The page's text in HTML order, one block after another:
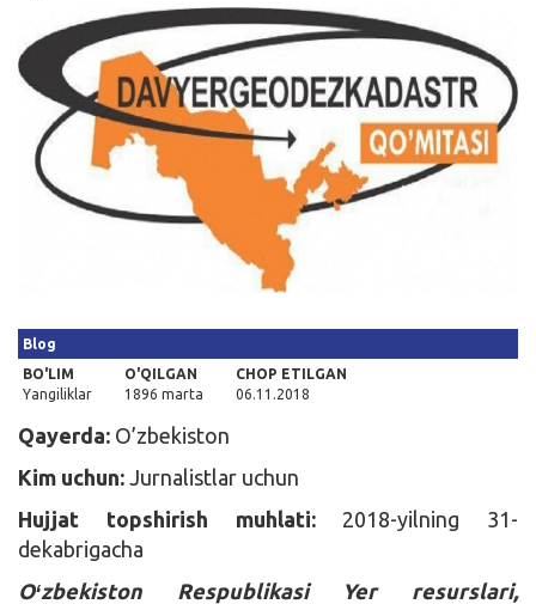
Yana
Qidirish
Kirish
Blog
BO'LIM
Yangiliklar
O'QILGAN
1896 marta
CHOP ETILGAN
06.11.2018
Qayerda: O’zbekiston
Kim uchun: Jurnalistlar uchun
Hujjat topshirish muhlati:2018-yilning 31-
dekabrigacha
Oʻzbekiston Respublikasi Yer resurslari,